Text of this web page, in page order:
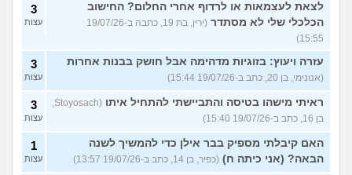
לצאת לעצמאות או לרדוף אחרי החלום? החישוב
הכלכלי שלי לא מסתדר
(ירין, בת 19, כתבה ב-19/07/26
15:55)
3
עצות
עזרה ויעוץ: בזוגיות מדהימה אבל חושק בבנות אחרות
(אנונימי, בן 20, כתב ב-19/07/26 15:44)
3
עצות
ראיתי מישהו בטיסה והתביישתי להתחיל איתו
(Stoyosach,
בן 16, כתב ב-19/07/26 15:40)
3
עצות
האם קיבלתי מספיק בבר אילן כדי להמשיך לשנה
הבאה? (אני כיתה ח) (כפיר, בן 14, כתב ב-19/07/26 13:57)
1
עצות